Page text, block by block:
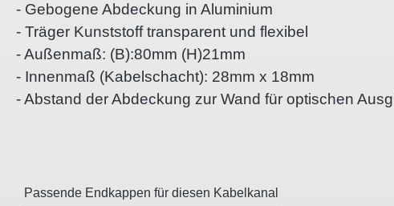
- Gebogene Abdeckung in Aluminium
- Träger Kunststoff transparent und flexibel
- Außenmaß: (B):80mm (H)21mm
- Innenmaß (Kabelschacht): 28mm x 18mm
- Abstand der Abdeckung zur Wand für optischen
Passende Endkappen für diesen Kabelkanal